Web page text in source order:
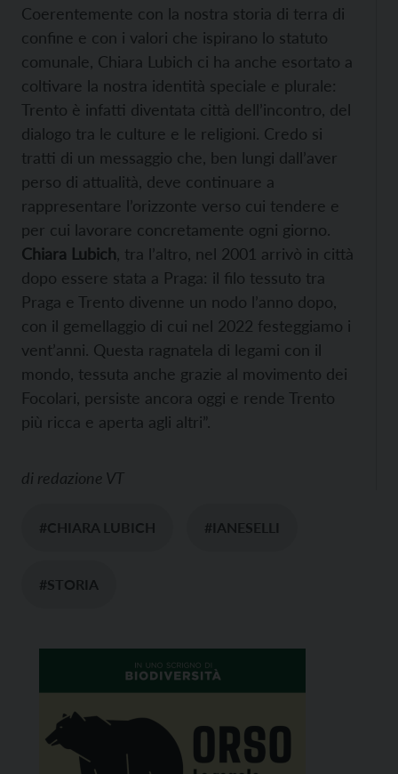
Coerentemente con la nostra storia di terra di
confine e con i valori che ispirano lo statuto
comunale, Chiara Lubich ci ha anche esortato a
coltivare la nostra identità speciale e plurale:
Trento è infatti diventata città dell’incontro, del
dialogo tra le culture e le religioni. Credo si
tratti di un messaggio che, ben lungi dall’aver
perso di attualità, deve continuare a
rappresentare l’orizzonte verso cui tendere e
per cui lavorare concretamente ogni giorno.
Chiara Lubich , tra l’altro, nel 2001 arrivò in città
dopo essere stata a Praga: il filo tessuto tra
Praga e Trento divenne un nodo l’anno dopo,
con il gemellaggio di cui nel 2022 festeggiamo i
vent’anni. Questa ragnatela di legami con il
mondo, tessuta anche grazie al movimento dei
Focolari, persiste ancora oggi e rende Trento
più ricca e aperta agli altri”.
di redazione VT
#CHIARA LUBICH #IANESELLI
#STORIA